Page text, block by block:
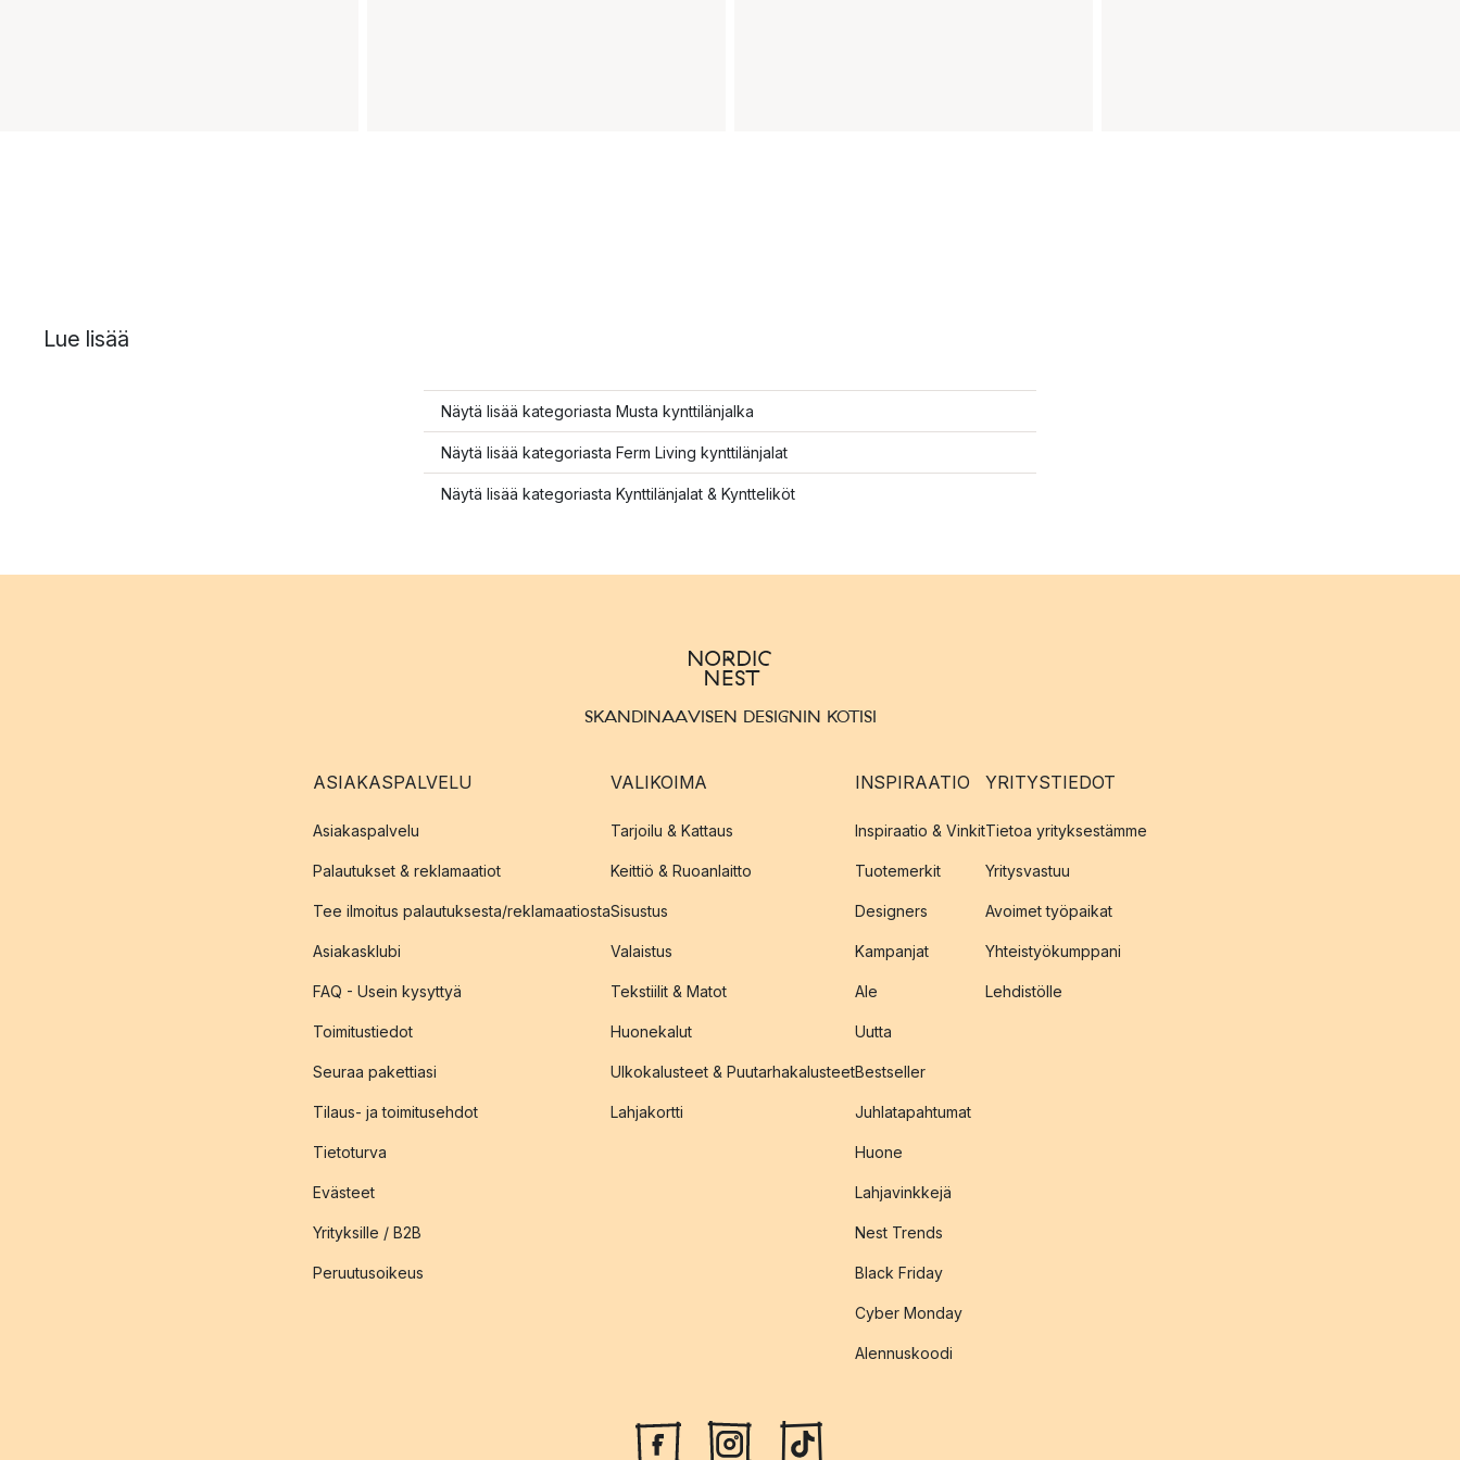
Lue lisää
Näytä lisää kategoriasta Musta kynttilänjalka
Näytä lisää kategoriasta Ferm Living kynttilänjalat
Näytä lisää kategoriasta Kynttilänjalat & Kyntteliköt
SKANDINAAVISEN DESIGNIN KOTISI
ASIAKASPALVELU
Asiakaspalvelu
Palautukset & reklamaatiot
Tee ilmoitus palautuksesta/reklamaatiosta
Asiakasklubi
FAQ - Usein kysyttyä
Toimitustiedot
Seuraa pakettiasi
Tilaus- ja toimitusehdot
Tietoturva
Evästeet
Yrityksille / B2B
Peruutusoikeus
VALIKOIMA
Tarjoilu & Kattaus
Keittiö & Ruoanlaitto
Sisustus
Valaistus
Tekstiilit & Matot
Huonekalut
Ulkokalusteet & Puutarhakalusteet
Lahjakortti
INSPIRAATIO
Inspiraatio & Vinkit
Tuotemerkit
Designers
Kampanjat
Ale
Uutta
Bestseller
Juhlatapahtumat
Huone
Lahjavinkkejä
Nest Trends
Black Friday
Cyber Monday
Alennuskoodi
YRITYSTIEDOT
Tietoa yrityksestämme
Yritysvastuu
Avoimet työpaikat
Yhteistyökumppani
Lehdistölle